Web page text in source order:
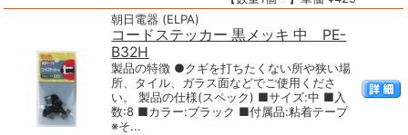
朝日電器 (ELPA)
コードステッカー 黒メッキ 中 PE-
B32H
製品の特徴 ●クギを打ちたくない所や狭い場
所、タイル、ガラス面などでご使用くださ
い。 製品の仕様(スペック) ■サイズ:中 ■入
数:8 ■カラー:ブラック ■付属品:粘着テープ
※そ...